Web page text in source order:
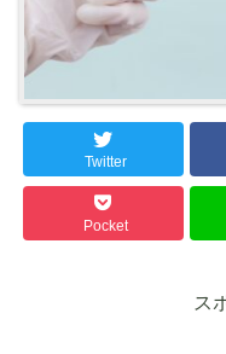
Twitter
Pocket
ス